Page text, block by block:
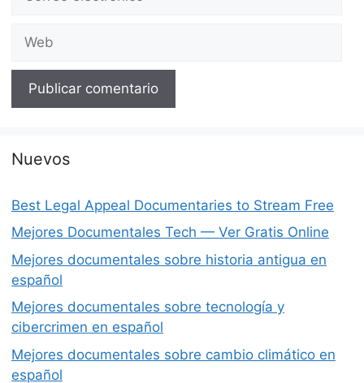
electrónico
Nuevos
Best Legal Appeal Documentaries to Stream Free
Mejores Documentales Tech — Ver Gratis Online
Mejores documentales sobre historia antigua en
español
Mejores documentales sobre tecnología y
cibercrimen en español
Mejores documentales sobre cambio climático en
español